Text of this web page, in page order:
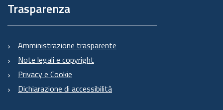
Trasparenza
Amministrazione trasparente
Note legali e copyright
Privacy e Cookie
Dichiarazione di accessibilità